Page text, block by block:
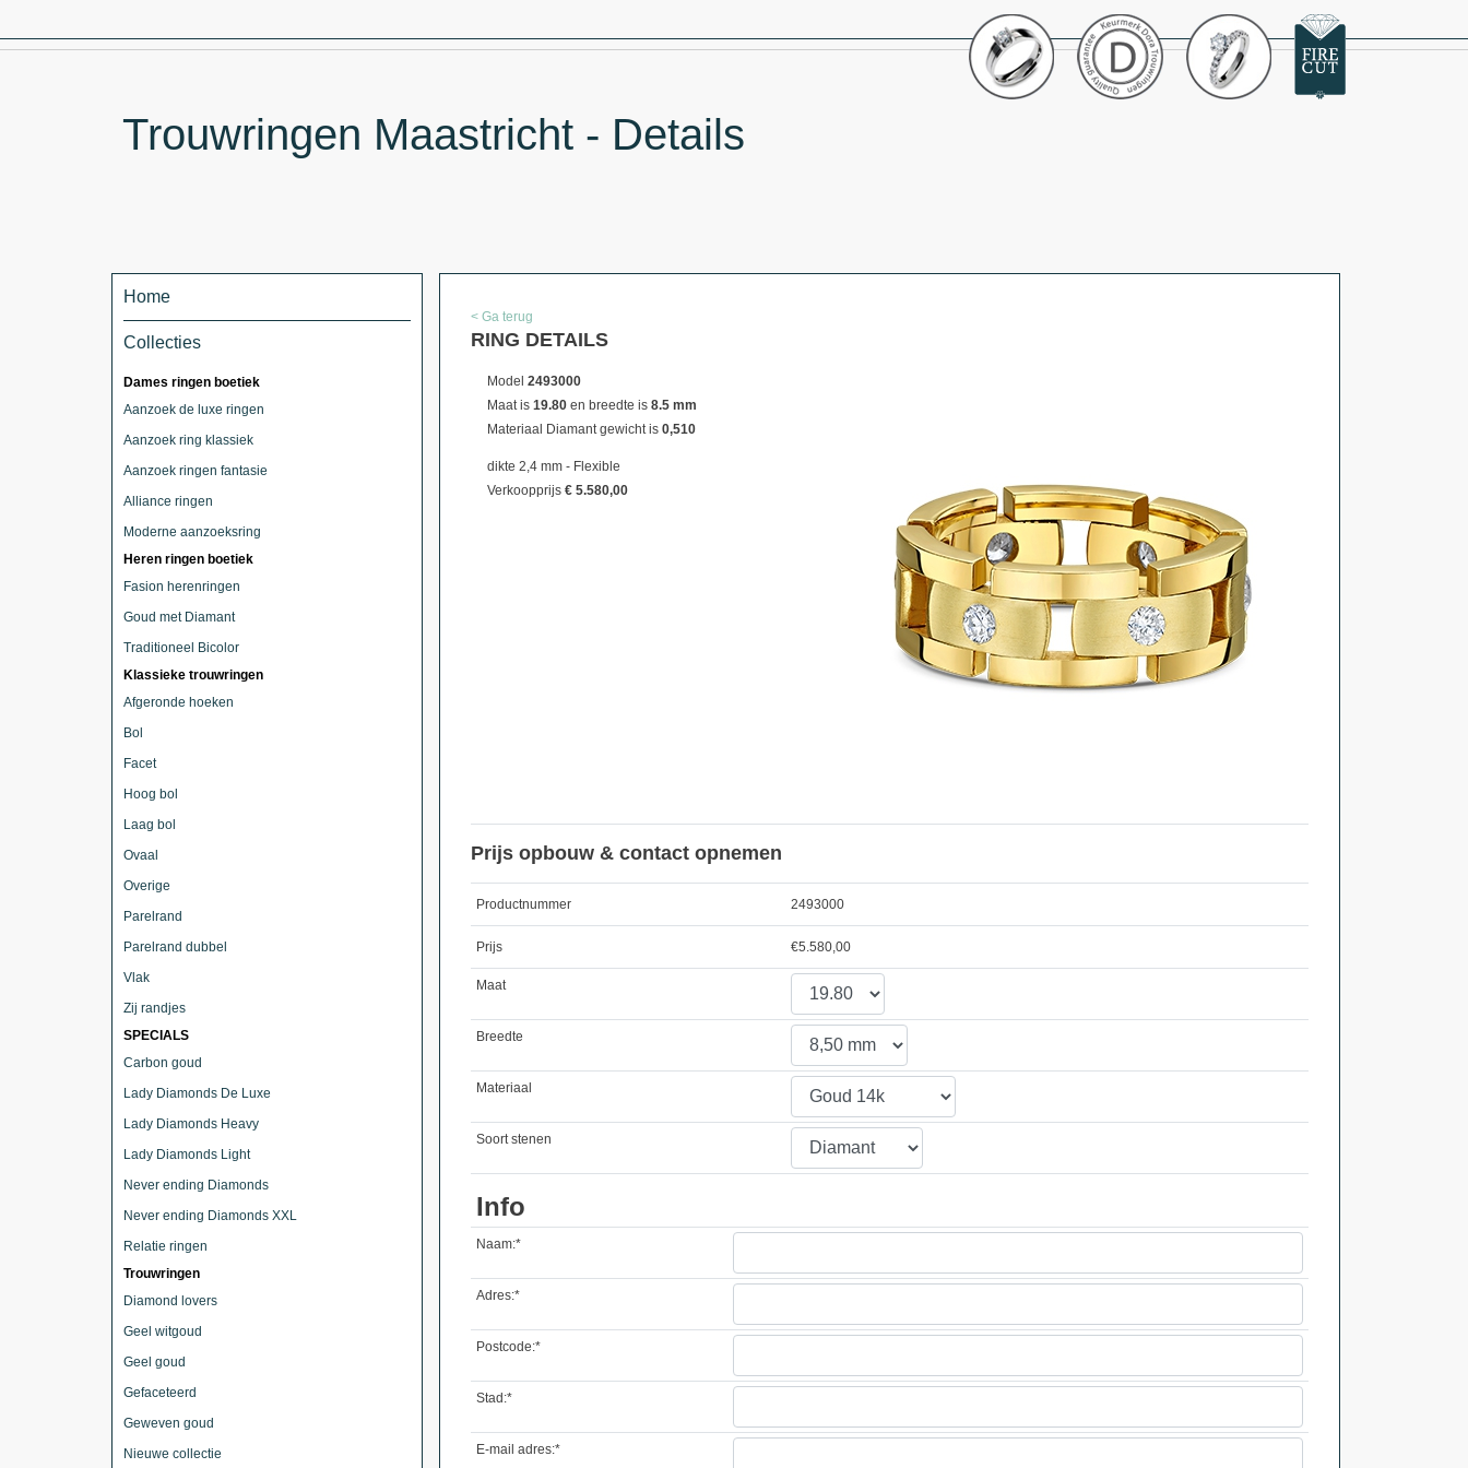
Trouwringen Maastricht - Details
< Ga terug
RING DETAILS
Model 2493000
Maat is 19.80 en breedte is 8.5 mm
Materiaal Diamant gewicht is 0,510
dikte 2,4 mm - Flexible
Verkoopprijs € 5.580,00
Prijs opbouw & contact opnemen
Productnummer 2493000
Prijs €5.580,00
Maat
Breedte
Materiaal
Soort stenen
Info
Naam:*
Adres:*
Postcode:*
Stad:*
E-mail adres:*
Home
Collecties
Dames ringen boetiek
Aanzoek de luxe ringen
Aanzoek ring klassiek
Aanzoek ringen fantasie
Alliance ringen
Moderne aanzoeksring
Heren ringen boetiek
Fasion herenringen
Goud met Diamant
Traditioneel Bicolor
Klassieke trouwringen
Afgeronde hoeken
Bol
Facet
Hoog bol
Laag bol
Ovaal
Overige
Parelrand
Parelrand dubbel
Vlak
Zij randjes
SPECIALS
Carbon goud
Lady Diamonds De Luxe
Lady Diamonds Heavy
Lady Diamonds Light
Never ending Diamonds
Never ending Diamonds XXL
Relatie ringen
Trouwringen
Diamond lovers
Geel witgoud
Geel goud
Gefaceteerd
Geweven goud
Nieuwe collectie